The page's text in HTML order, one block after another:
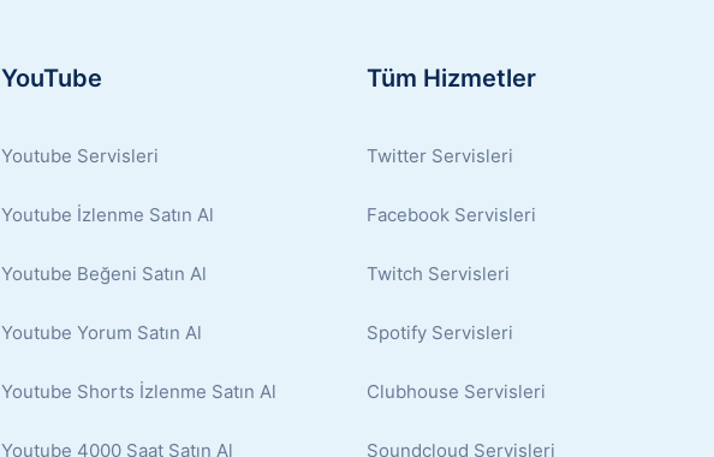
YouTube
Youtube Servisleri
Youtube İzlenme Satın Al
Youtube Beğeni Satın Al
Youtube Yorum Satın Al
Youtube Shorts İzlenme Satın Al
Youtube 4000 Saat Satın Al
Tüm Hizmetler
Twitter Servisleri
Facebook Servisleri
Twitch Servisleri
Spotify Servisleri
Clubhouse Servisleri
Soundcloud Servisleri